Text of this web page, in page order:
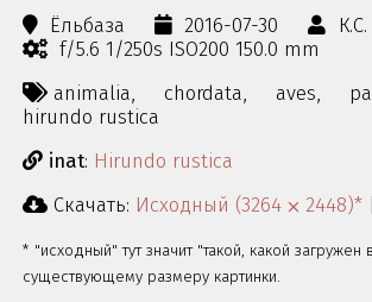
Ёльбаза 2016-07-30 К.С.
f/5.6 1/250s ISO200 150.0 mm
animalia,
chordata, aves,
hirundo rustica
inat: Hirundo rustica
Скачать: Исходный (3264 ⨉ 2448)* |
* "исходный" тут значит "такой, какой
существующему размеру картинки.